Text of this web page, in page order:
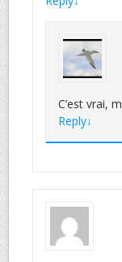
C’est vrai,
Reply↓